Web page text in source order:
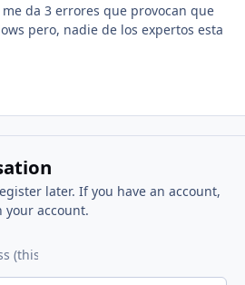
da 3 errores que provocan que
pero, nadie de los expertos esta
later. If you have an account,
account.